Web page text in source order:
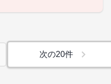
次の20件